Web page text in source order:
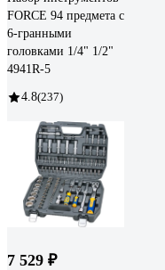
FORCE 94 предмета с
6-гранными
головками 1/4" 1/2"
4941R-5
4.8(237)
7 529 ₽